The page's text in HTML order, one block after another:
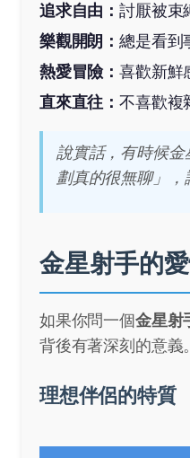
追求自由：討厭被束
樂觀開朗：總是看到
熱愛冒險：喜歡新鮮
直來直往：不喜歡複
說實話，有時候
劃真的很無聊」，
金星射手的
如果你問一個金星射
背後有著深刻的意義。
理想伴侶的特質